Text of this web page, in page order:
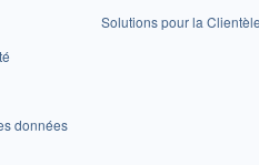
données
Solutions pour la